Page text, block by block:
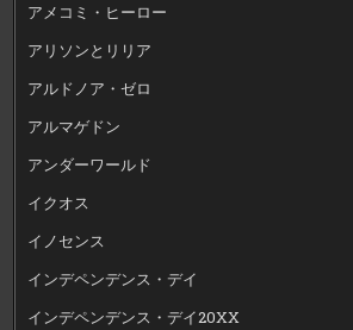
アメコミ・ヒーロー
アリソンとリリア
アルドノア・ゼロ
アルマゲドン
アンダーワールド
イクオス
イノセンス
インデペンデンス・デイ
インデペンデンス・デイ20XX